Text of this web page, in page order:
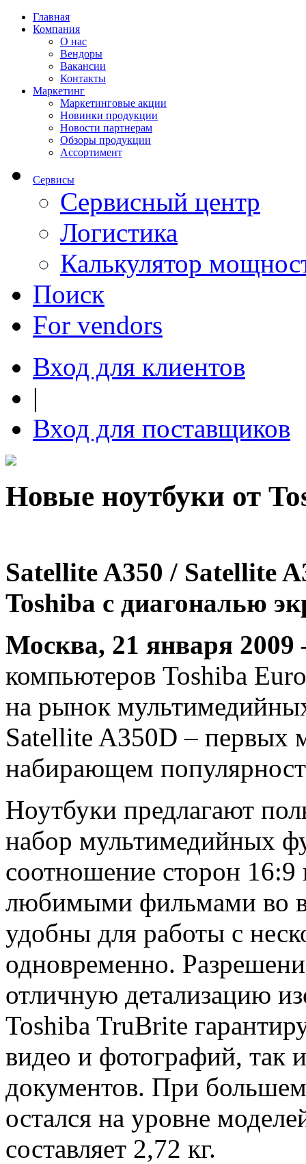
Главная
Компания
О нас
Вендоры
Вакансии
Контакты
Маркетинг
Маркетинговые акции
Новинки продукции
Новости партнерам
Обзоры продукции
Ассортимент
Сервисы
Сервисный центр
Логистика
Калькулятор
Поиск
For vendors
Вход для клиентов
|
Вход для поставщиков
Новые ноутбуки от
Satellite A350 / Satellite
Toshiba с диагональю
Москва, 21 января 2009
компьютеров Toshiba
на рынок
Satellite A350D – первых
набирающем
Ноутбуки предлагают
набор мультимедийных
соотношение сторон 16:9
любимыми фильмами во
удобны для работы с
одновременно.
отличную детализацию
Toshiba TruBrite
видео и фотографий, так
документов. При
остался на уровне
составляет 2,72 кг.